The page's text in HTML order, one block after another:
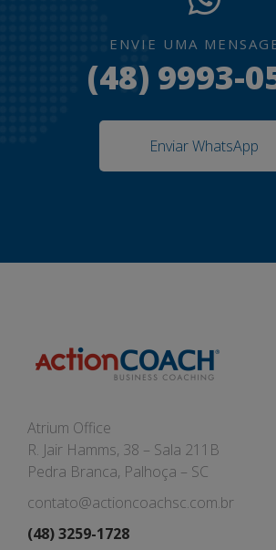
ENVIE UMA
(48) 9993-
Enviar WhatsApp
Atrium Office
R. Jair Hamms, 38 – Sala 211B
Pedra Branca, Palhoça – SC
contato@actioncoachsc.com.br
(48) 3259-1728